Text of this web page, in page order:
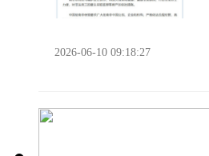
2026-06-10 09:18:27